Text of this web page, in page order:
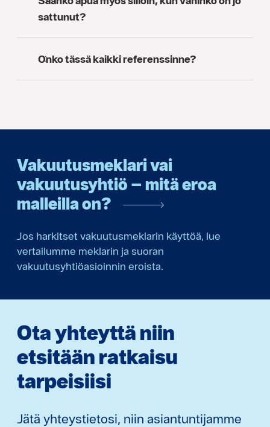
sattunut?
Onko tässä kaikki referenssinne?
Vakuutusmeklari vai
vakuutusyhtiö – mitä eroa
malleilla on?
Jos harkitset vakuutusmeklarin käyttöä, lue
vertailumme meklarin ja suoran
vakuutusyhtiöasioinnin eroista.
Ota yhteyttä niin
etsitään ratkaisu
tarpeisiisi
Jätä yhteystietosi, niin asiantuntijamme